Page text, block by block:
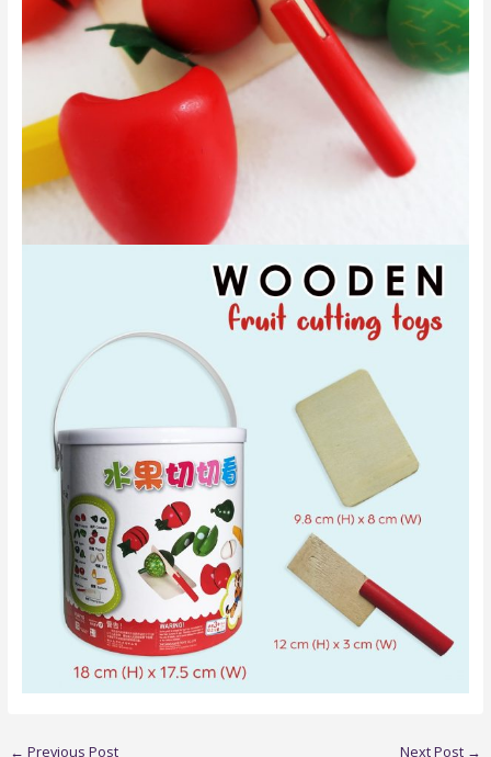
← Previous Post Next Post →